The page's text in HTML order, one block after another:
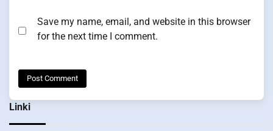
Save my name, email, and website in this browser
for the next time I comment.
Linki